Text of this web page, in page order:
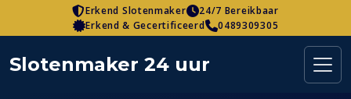
to
content
Erkend Slotenmaker
24/7 Bereikbaar
Erkend & Gecertificeerd
0489309305
Slotenmaker 24 uur